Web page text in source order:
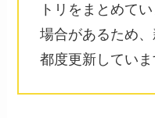
トリをまとめて
場合があるため、
都度更新していま